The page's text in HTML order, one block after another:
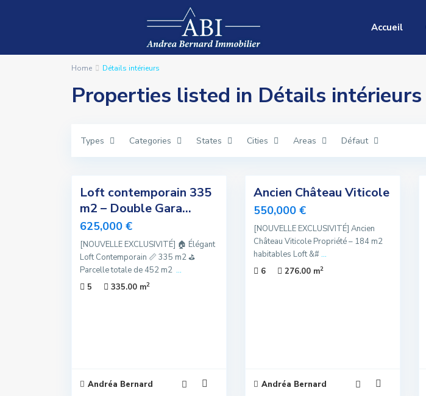
Accueil
Home Détails intérieurs
Properties listed in Détails intérieurs
Types Categories States Cities Areas Défaut
Loft contemporain 335
m2 – Double Gara...
625,000 €
[NOUVELLE EXCLUSIVITÉ] 🏠 Élégant
Loft Contemporain 📏 335 m2 ⛳️
Parcelle totale de 452 m2 ...
5
335.00 m2
Andréa Bernard
10
Ancien Château Viticole
550,000 €
[NOUVELLE EXCLUSIVITÉ] Ancien
Château Viticole Propriété – 184 m2
habitables Loft &#...
6
276.00 m2
Andréa Bernard